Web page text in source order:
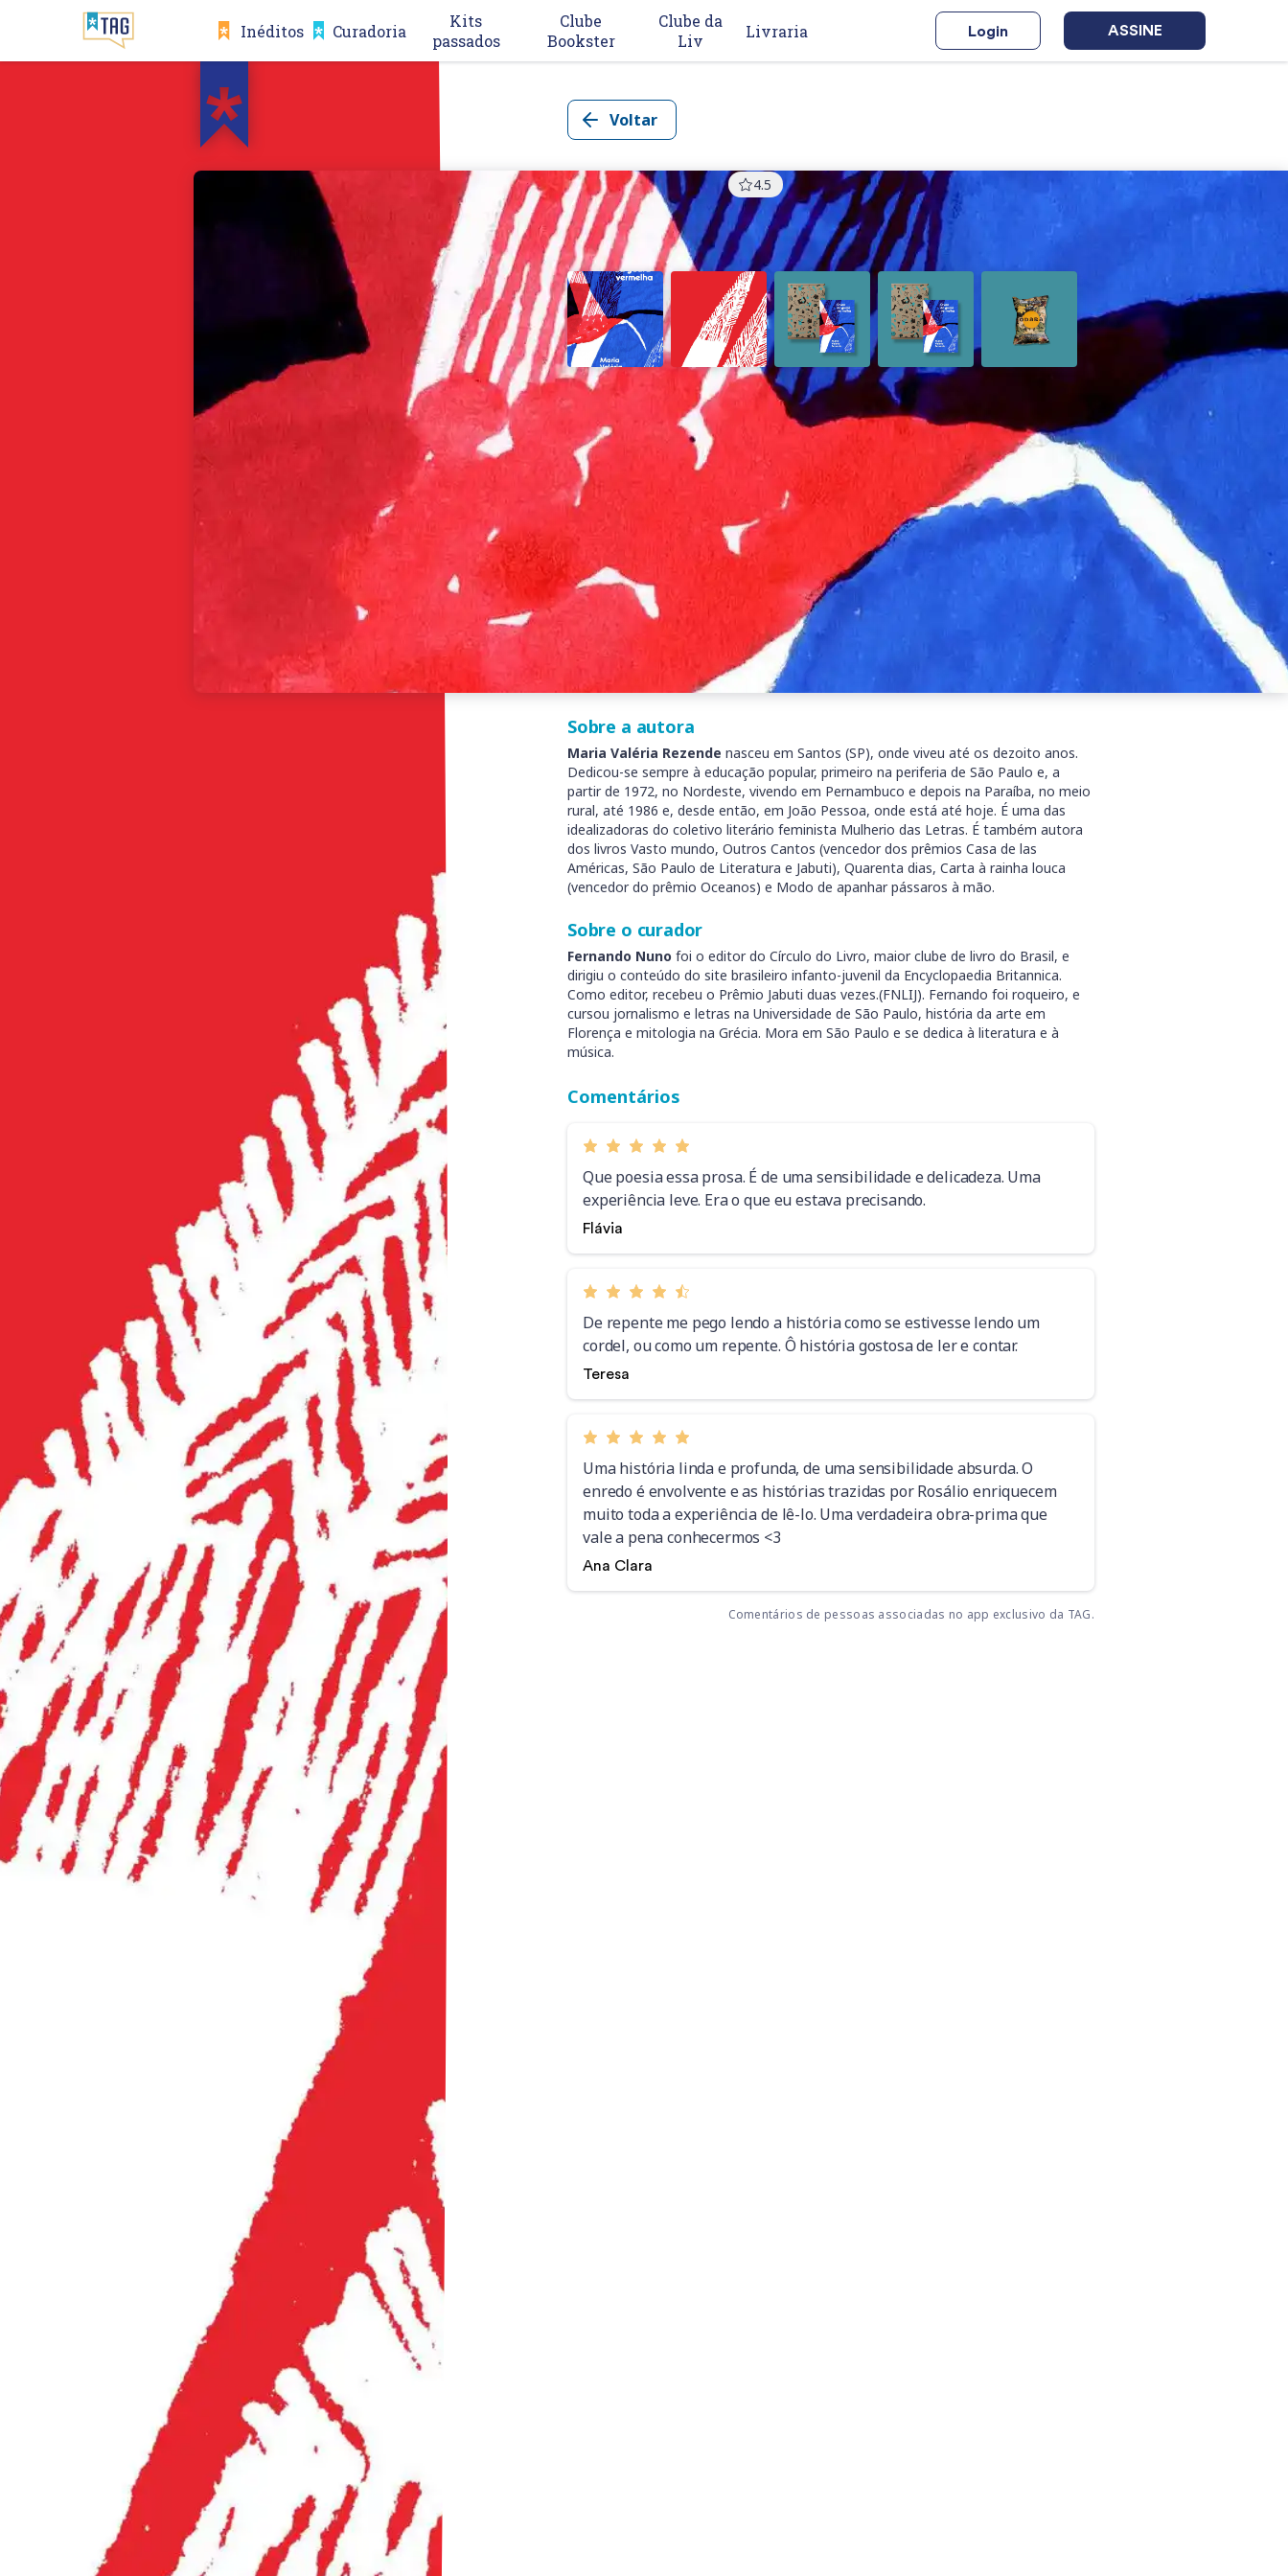
Inéditos Curadoria
Kits
passados
Clube
Bookster
Clube da
Liv
Livraria Login ASSINE
Voltar
TAG Curadoria Mai/26 4.5
O voo da guará vermelha
Maria Valéria Rezende
Clique nas imagens para ampliar
Assinar TAG Curadoria
Sinopse
Rosálio, pedreiro e analfabeto, atravessa o país em busca de alguém que o ajude a
ler e escrever. Irene, prostituta e soropositiva, conhece as letras precariamente,
mas o bastante para ensiná-las. Do encontro desses dois personagens nascem as
histórias que Rosálio não cansa de contar, e que Irene esperou tanto tempo para
ouvir. O encanto da fala de Rosálio torna mais amena a luta de Irene contra a
doença e transforma em realidade o desejo do pedreiro de ganhar a vida como
contador de histórias. Com delicadeza e inteligência, Maria Valéria Rezende narra a
trajetória desses dois personagens que, marcados por um passado difícil,
descobrem o amor, a cumplicidade e a possibilidade de horizontes mais amplos.
Créditos:
Fernanda Ficher
Sobre a autora
Maria Valéria Rezende nasceu em Santos (SP), onde viveu até os dezoito anos.
Dedicou-se sempre à educação popular, primeiro na periferia de São Paulo e, a
partir de 1972, no Nordeste, vivendo em Pernambuco e depois na Paraíba, no meio
rural, até 1986 e, desde então, em João Pessoa, onde está até hoje. É uma das
idealizadoras do coletivo literário feminista Mulherio das Letras. É também autora
dos livros Vasto mundo, Outros Cantos (vencedor dos prêmios Casa de las
Américas, São Paulo de Literatura e Jabuti), Quarenta dias, Carta à rainha louca
(vencedor do prêmio Oceanos) e Modo de apanhar pássaros à mão.
Sobre o curador
Fernando Nuno foi o editor do Círculo do Livro, maior clube de livro do Brasil, e
dirigiu o conteúdo do site brasileiro infanto-juvenil da Encyclopaedia Britannica.
Como editor, recebeu o Prêmio Jabuti duas vezes.(FNLIJ). Fernando foi roqueiro, e
cursou jornalismo e letras na Universidade de São Paulo, história da arte em
Florença e mitologia na Grécia. Mora em São Paulo e se dedica à literatura e à
música.
Comentários
Que poesia essa prosa. É de uma sensibilidade e delicadeza. Uma
experiência leve. Era o que eu estava precisando.
Flávia
De repente me pego lendo a história como se estivesse lendo um
cordel, ou como um repente. Ô história gostosa de ler e contar.
Teresa
Uma história linda e profunda, de uma sensibilidade absurda. O
enredo é envolvente e as histórias trazidas por Rosálio enriquecem
muito toda a experiência de lê-lo. Uma verdadeira obra-prima que
vale a pena conhecermos <3
Ana Clara
Comentários de pessoas associadas no app exclusivo da TAG.